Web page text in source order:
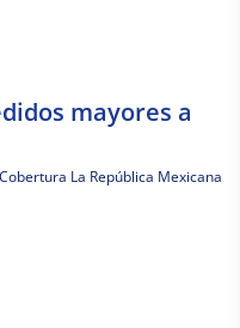
mayores a
Cobertura La República Mexicana